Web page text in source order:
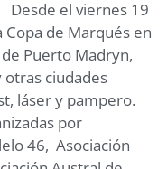
el viernes 19
de Marqués en
Puerto Madryn,
otras ciudades
láser y pampero.
por
46, Asociación